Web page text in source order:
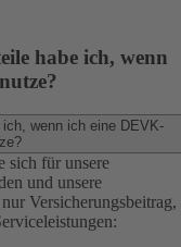
habe ich, wenn
wenn ich eine DEVK-
sich für unsere
und unsere
Versicherungsbeitrag,